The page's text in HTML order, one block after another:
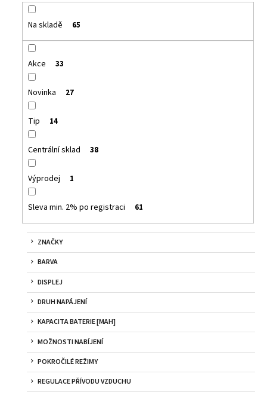
Na skladě 65
Akce 33
Novinka 27
Tip 14
Centrální sklad 38
Výprodej 1
Sleva min. 2% po registraci 61
ZNAČKY
BARVA
DISPLEJ
DRUH NAPÁJENÍ
KAPACITA BATERIE [MAH]
MOŽNOSTI NABÍJENÍ
POKROČILÉ REŽIMY
REGULACE PŘÍVODU VZDUCHU
DEKANG
DESERT
10ML
11MG
Původně: